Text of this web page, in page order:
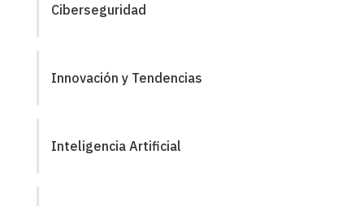
Ciberseguridad
Innovación y Tendencias
Inteligencia Artificial